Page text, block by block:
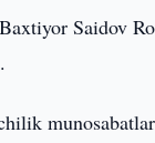
Saidov